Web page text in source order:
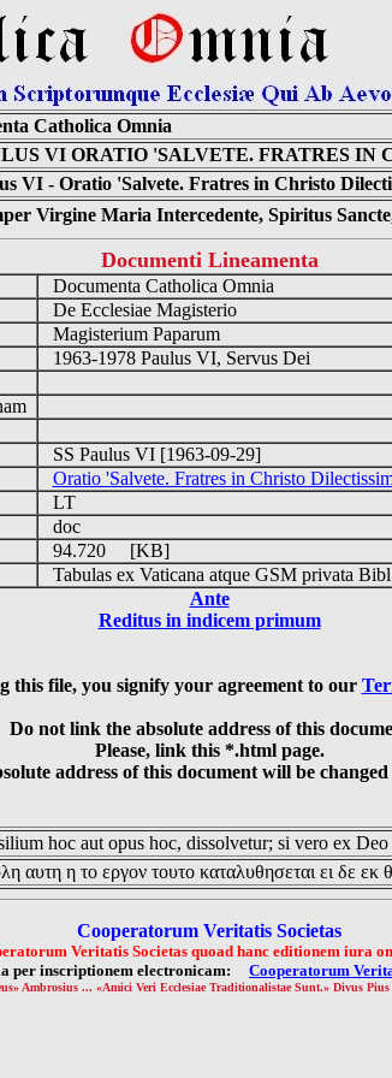
Catholica Omnia
VI ORATIO 'SALVETE. FRATRES IN
VI - Oratio 'Salvete. Fratres in Christo
Virgine Maria Intercedente, Spiritus
Documenti Lineamenta
Documenta Catholica Omnia
De Ecclesiae Magisterio
Magisterium Paparum
1963-1978 Paulus VI, Servus Dei
SS Paulus VI [1963-09-29]
Oratio 'Salvete. Fratres in Christo
LT
doc
94.720 [KB]
Tabulas ex Vaticana atque GSM privata
Ante
Reditus in indicem primum
this file, you signify your agreement to our
Do not link the absolute address of this
Please, link this *.html page.
address of this document will be
hoc aut opus hoc, dissolvetur; si vero ex
αυτη η το εργον τουτο καταλυθησεται ει δε εκ
Cooperatorum Veritatis Societas
Veritatis Societas quoad hanc editionem iura
per inscriptionem electronicam: Cooperatorum
Ambrosius ... «Amici Veri Ecclesiae Traditionalistae Sunt.» Divus